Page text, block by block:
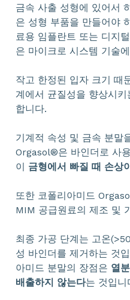
금속 사출 성형에 있어서
은 성형 부품을 만들어야
료용 임플란트 또는 디지
은 마이크로 시스템 기술
작고 한정된 입자 크기 때
계에서 균질성을 향상시키
합니다.
기계적 속성 및 금속 분말
Orgasol®은 바인더로 사
이 금형에서 빠질 때 손상
또한 코폴리아미드
MIM 공급원료의 제조 및
최종 가공 단계는 고온
성 바인더를 제거하는 것
아미드 분말의 장점은 열
배출하지 않는다는 것입니